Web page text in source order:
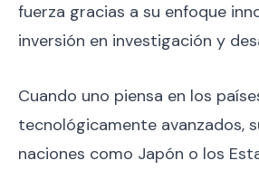
fuerza gracias a su enfoque
inversión en investigación y
Cuando uno piensa en los
tecnológicamente avanzados,
naciones como Japón o los